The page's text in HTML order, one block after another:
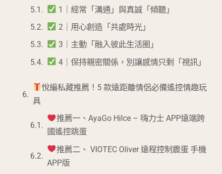
1｜經常「溝通」與真誠「傾聽」
2｜用心創造「共處時光」
3｜主動「融入彼此生活圈」
4｜保持親密關係，別讓感情只剩「視訊」
悅編私藏推薦！5 款遠距離情侶必備遙控情趣玩
具
推薦一、AyaGo Hilce – 嗨力士 APP遠端跨
國遙控跳蛋
推薦二、 VIOTEC Oliver 遠程控制震蛋 手機
APP版